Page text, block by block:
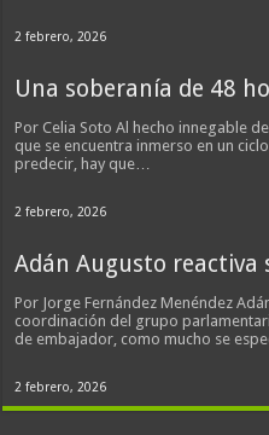
2 febrero, 2026
Una soberanía de 48
Por Celia Soto Al hecho innegable
que se encuentra inmerso en un
predecir, hay que…
2 febrero, 2026
Adán Augusto reactiva
Por Jorge Fernández Menéndez
coordinación del grupo
de embajador, como mucho se
2 febrero, 2026